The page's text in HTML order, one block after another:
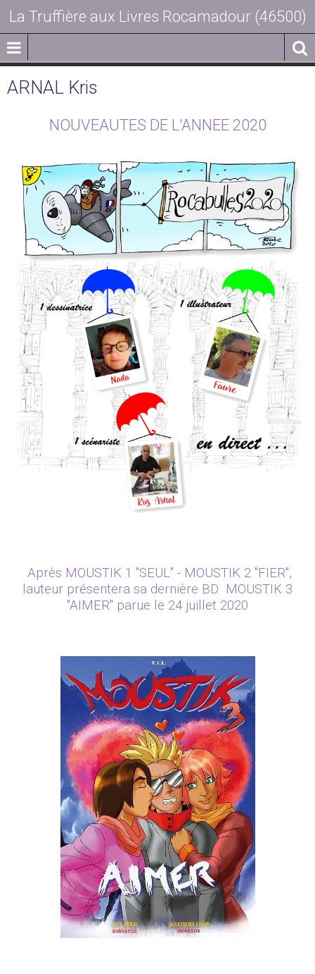
La Truffière aux Livres Rocamadour (46500)
ARNAL Kris
NOUVEAUTES DE L'ANNEE 2020
Après MOUSTIK 1 "SEUL" - MOUSTIK 2 "FIER",
lauteur présentera sa dernière BD MOUSTIK 3
"AIMER" parue le 24 juillet 2020